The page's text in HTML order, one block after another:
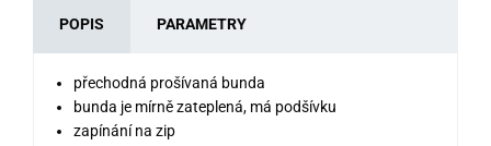
POPIS PARAMETRY
přechodná prošívaná bunda
bunda je mírně zateplená, má podšívku
zapínání na zip